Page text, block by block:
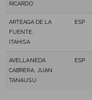
RICARDO
ARTEAGA DE LA
FUENTE,
ITAHISA
ESP
AVELLANEDA
CABRERA, JUAN
TANAUSU
ESP